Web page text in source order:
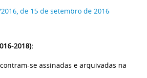
2016, de 15 de setembro de 2016
2018):
se assinadas e arquivadas na